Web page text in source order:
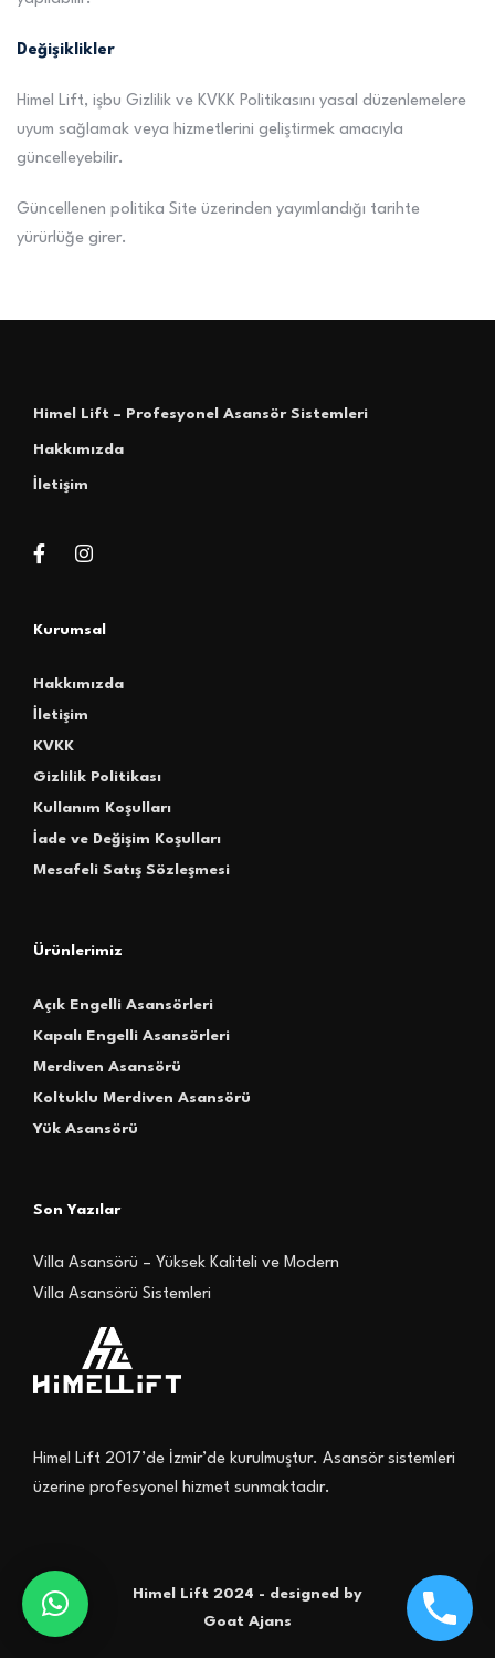
Değişiklikler
Himel Lift, işbu Gizlilik ve KVKK Politikasını yasal düzenlemelere
uyum sağlamak veya hizmetlerini geliştirmek amacıyla
güncelleyebilir.
Güncellenen politika Site üzerinden yayımlandığı tarihte
yürürlüğe girer.
Himel Lift – Profesyonel Asansör Sistemleri
Hakkımızda
İletişim
Kurumsal
Hakkımızda
İletişim
KVKK
Gizlilik Politikası
Kullanım Koşulları
İade ve Değişim Koşulları
Mesafeli Satış Sözleşmesi
Ürünlerimiz
Açık Engelli Asansörleri
Kapalı Engelli Asansörleri
Merdiven Asansörü
Koltuklu Merdiven Asansörü
Yük Asansörü
Son Yazılar
Villa Asansörü – Yüksek Kaliteli ve Modern
Villa Asansörü Sistemleri
Himel Lift 2017’de İzmir’de kurulmuştur. Asansör sistemleri
üzerine profesyonel hizmet sunmaktadır.
Himel Lift 2024 - designed by
Goat Ajans